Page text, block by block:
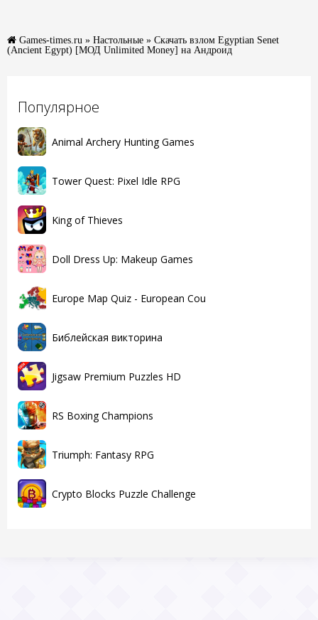
Популярное
Animal Archery Hunting Games
Tower Quest: Pixel Idle RPG
King of Thieves
Doll Dress Up: Makeup Games
Europe Map Quiz - European Cou
Библейская викторина
Jigsaw Premium Puzzles HD
RS Boxing Champions
Triumph: Fantasy RPG
Crypto Blocks Puzzle Challenge
Games-times.ru » Настольные » Скачать взлом Egyptian Senet
(Ancient Egypt) [МОД Unlimited Money] на Андроид